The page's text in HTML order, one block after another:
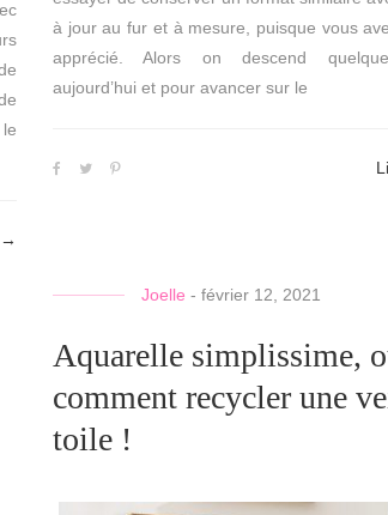
→
à jour au fur et à mesure, puisque vous
apprécié. Alors on descend
aujourd’hui et pour avancer sur le
Joelle - février 12, 2021
Aquarelle simplissime,
comment recycler une
toile !